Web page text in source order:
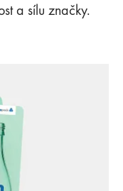
a sílu značky.